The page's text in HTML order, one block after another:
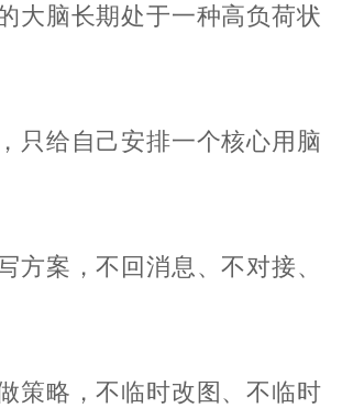
大脑长期处于一种高负荷状
只给自己安排一个核心用脑
方案，不回消息、不对接、
策略，不临时改图、不临时